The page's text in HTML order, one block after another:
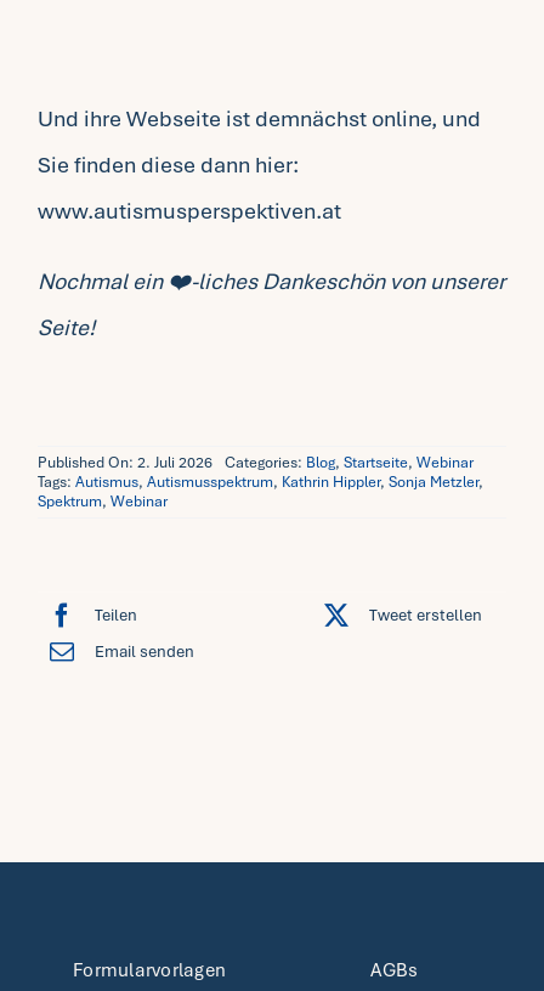
Und ihre Webseite ist demnächst online, und
Sie finden diese dann hier:
www.autismusperspektiven.at
Nochmal ein ❤️-liches Dankeschön von unserer
Seite!
Published On: 2. Juli 2026 Categories: Blog,Startseite,Webinar
Tags:Autismus,Autismusspektrum, Kathrin Hippler,Sonja Metzler,
Spektrum,Webinar
Teilen
Tweet erstellen
Email senden
Formularvorlagen AGBs